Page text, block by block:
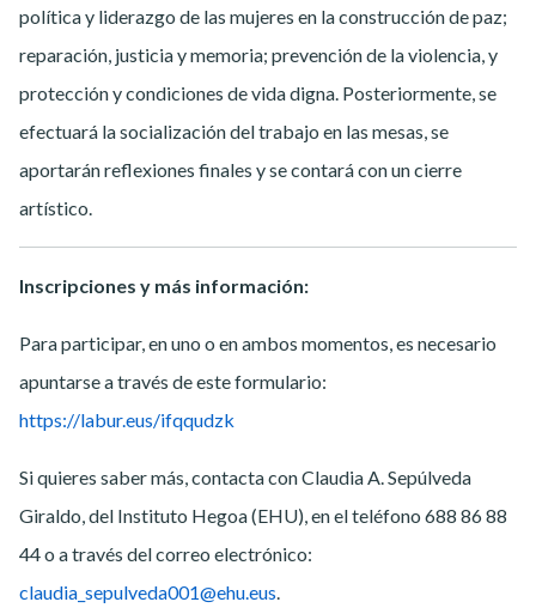
política y liderazgo de las mujeres en la construcción de paz;
reparación, justicia y memoria; prevención de la violencia, y
protección y condiciones de vida digna. Posteriormente, se
efectuará la socialización del trabajo en las mesas, se
aportarán reflexiones finales y se contará con un cierre
artístico.
Inscripciones y más información:
Para participar, en uno o en ambos momentos, es necesario
apuntarse a través de este formulario:
https://labur.eus/ifqqudzk
Si quieres saber más, contacta con Claudia A. Sepúlveda
Giraldo, del Instituto Hegoa (EHU), en el teléfono 688 86 88
44 o a través del correo electrónico:
claudia_sepulveda001@ehu.eus